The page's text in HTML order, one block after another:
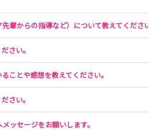
輩からの指導など）について教えてくださ
さい。
ことや感想を教えてください。
さい。
ッセージをお願いします。